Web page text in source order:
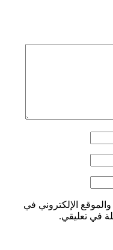
الإلكتروني في
في تعليقي.